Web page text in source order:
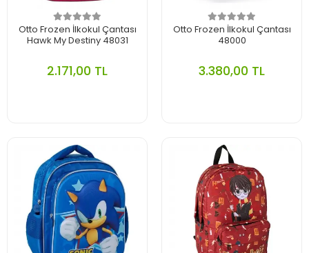
Otto Frozen İlkokul Çantası
Hawk My Destiny 48031
2.171,00 TL
Otto Frozen İlkokul Çantası
48000
3.380,00 TL